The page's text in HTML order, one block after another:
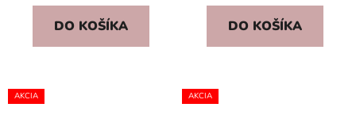
DO KOŠÍKA DO KOŠÍKA
AKCIA AKCIA